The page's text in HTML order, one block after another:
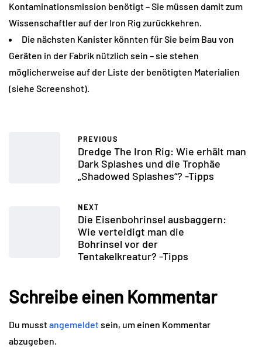
Kontaminationsmission benötigt – Sie müssen damit zum
Wissenschaftler auf der Iron Rig zurückkehren.
Die nächsten Kanister könnten für Sie beim Bau von
Geräten in der Fabrik nützlich sein – sie stehen
möglicherweise auf der Liste der benötigten Materialien
(siehe Screenshot).
PREVIOUS
Dredge The Iron Rig: Wie erhält man
Dark Splashes und die Trophäe
„Shadowed Splashes“? -Tipps
NEXT
Die Eisenbohrinsel ausbaggern:
Wie verteidigt man die
Bohrinsel vor der
Tentakelkreatur? -Tipps
Schreibe einen Kommentar
Du musstangemeldetsein, um einen Kommentar
abzugeben.